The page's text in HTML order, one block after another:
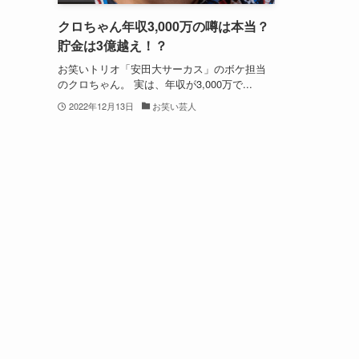
クロちゃん年収3,000万の噂は本当？
貯金は3億越え！？
お笑いトリオ「安田大サーカス」のボケ担当
のクロちゃん。 実は、年収が3,000万で...
2022年12月13日 お笑い芸人